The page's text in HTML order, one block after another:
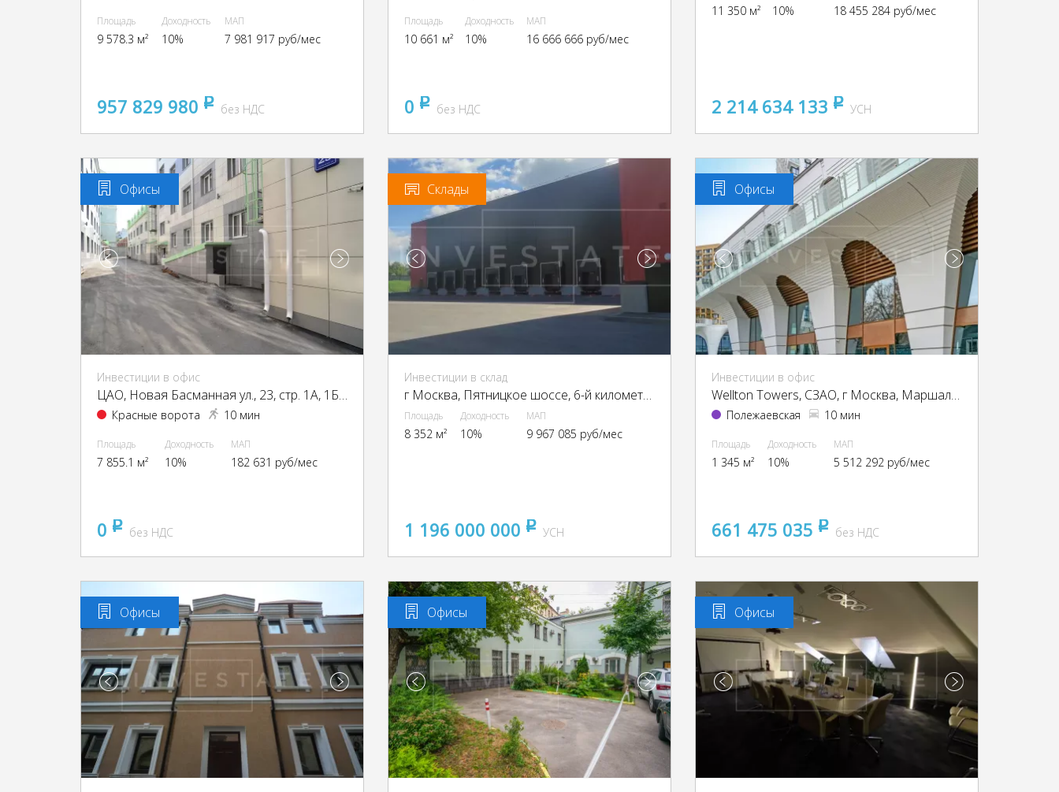
Площадь
9 578.3 м²
Доходность
10%
МАП
7 981 917 руб/мес
957 829 980 pуббез НДС
Площадь
10 661 м²
Доходность
10%
МАП
16 666 666 руб/мес
0 pуббез НДС
11 350 м² 10% 18 455 284 руб/мес
2 214 634 133 pуб
УСН
Офисы
Инвестиции в офис
ЦАО, Новая Басманная ул., 23, стр. 1А, 1Б, 2, 4
Красные ворота 10 мин
Площадь
7 855.1 м²
Доходность
10%
МАП
182 631 руб/мес
0 pуббез НДС
Склады
Инвестиции в склад
г Москва, Пятницкое шоссе, 6-й километр, г Москва, Пятницкое ш., 6
Площадь
8 352 м²
Доходность
10%
МАП
9 967 085 руб/мес
1 196 000 000 pуб
УСН
Офисы
Инвестиции в офис
Wellton Towers, CЗАО, г Москва, Маршала Жукова пр-т, 39
Полежаевская 10 мин
Площадь
1 345 м²
Доходность
10%
МАП
5 512 292 руб/мес
661 475 035 pуббез НДС
Офисы Офисы Офисы